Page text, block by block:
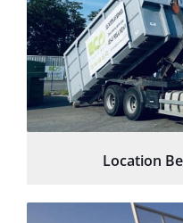
Location